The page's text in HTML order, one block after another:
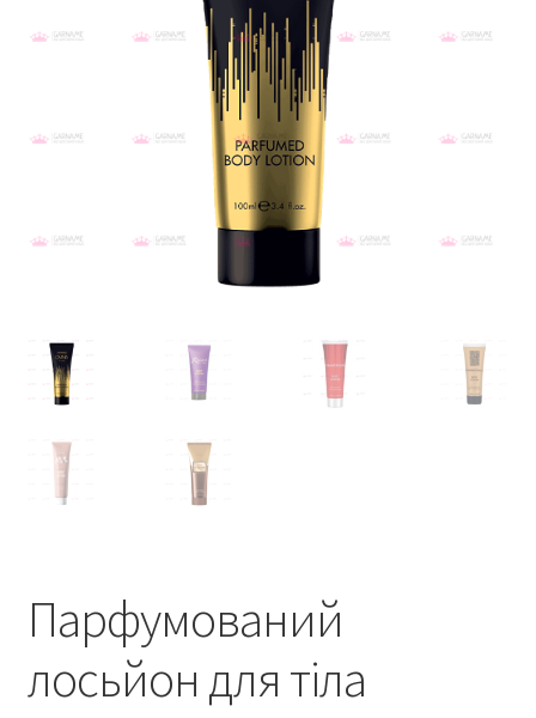
Парфумований
лосьйон для тіла